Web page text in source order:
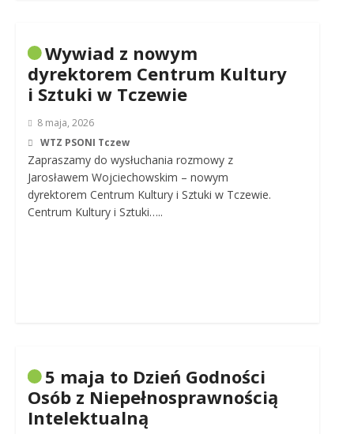
Wywiad z nowym
dyrektorem Centrum Kultury
i Sztuki w Tczewie
8 maja, 2026
WTZ PSONI Tczew
Zapraszamy do wysłuchania rozmowy z
Jarosławem Wojciechowskim – nowym
dyrektorem Centrum Kultury i Sztuki w Tczewie.
Centrum Kultury i Sztuki…..
5 maja to Dzień Godności
Osób z Niepełnosprawnością
Intelektualną